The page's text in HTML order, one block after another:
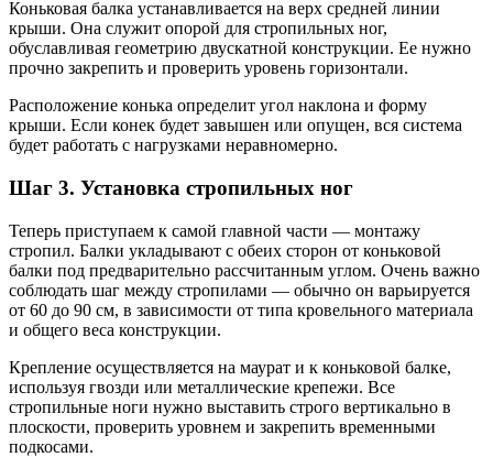
Коньковая балка устанавливается на верх средней линии
крыши. Она служит опорой для стропильных ног,
обуславливая геометрию двускатной конструкции. Ее нужно
прочно закрепить и проверить уровень горизонтали.
Расположение конька определит угол наклона и форму
крыши. Если конек будет завышен или опущен, вся система
будет работать с нагрузками неравномерно.
Шаг 3. Установка стропильных ног
Теперь приступаем к самой главной части — монтажу
стропил. Балки укладывают с обеих сторон от коньковой
балки под предварительно рассчитанным углом. Очень важно
соблюдать шаг между стропилами — обычно он варьируется
от 60 до 90 см, в зависимости от типа кровельного материала
и общего веса конструкции.
Крепление осуществляется на маурат и к коньковой балке,
используя гвозди или металлические крепежи. Все
стропильные ноги нужно выставить строго вертикально в
плоскости, проверить уровнем и закрепить временными
подкосами.